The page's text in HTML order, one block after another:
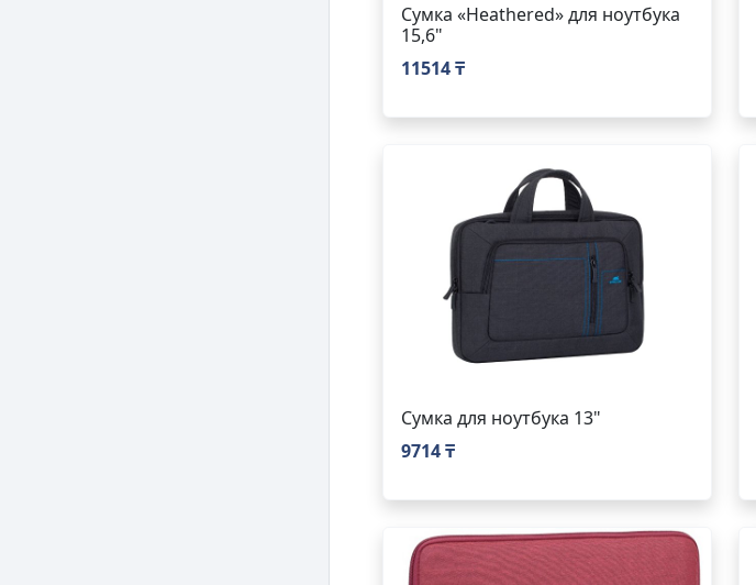
Сумка «Heathered» для ноутбука
15,6"
11514 ₸
Сумка для ноутбука 13"
9714 ₸